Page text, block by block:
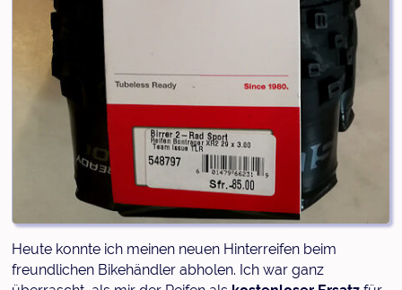
Heute konnte ich meinen neuen Hinterreifen beim
freundlichen Bikehändler abholen. Ich war ganz